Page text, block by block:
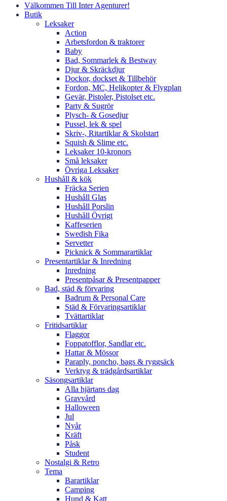
Välkommen Till Inter Agenturer!
Butik
Leksaker
Action
Arbetsfordon & traktorer
Baby
Bad, Sommarlek & Bestway
Djur & Skräckdjur
Dockor, dockset & Tillbehör
Fordon, MC, Helikopter & Flygplan
Gevär, Pistoler, Pistolset etc.
Party & Sugrör
Plysch- & Gosedjur
Pussel, lek & spel
Skriv-, Ritartiklar & Skolstart
Squish & Slime etc.
Leksaker 10-kronors
Små leksaker
Övriga Leksaker
Hushåll & kök
Fräcka Serien
Hushåll Glas
Hushåll Porslin
Hushåll Övrigt
Kaffeserien
Swedish Fika
Servetter
Picknick & Sommarartiklar
Presentartiklar & Inredning
Inredning
Presentpåsar & Presentpapper
Bad, städ & förvaring
Badrum & Personal Care
Städ & Förvaringsartiklar
Tvättartiklar
Fritidsartiklar
Flaggor
Foppatofflor, Sandlar etc.
Hattar & Mössor
Paraply, poncho, bags & ryggsäck
Verktyg & trädgårdsartiklar
Säsongsartiklar
Alla hjärtans dag
Gravvård
Halloween
Jul
Nyår
Kräft
Påsk
Student
Nostalgi & Retro
Tema
Barartiklar
Camping
Hund & Katt